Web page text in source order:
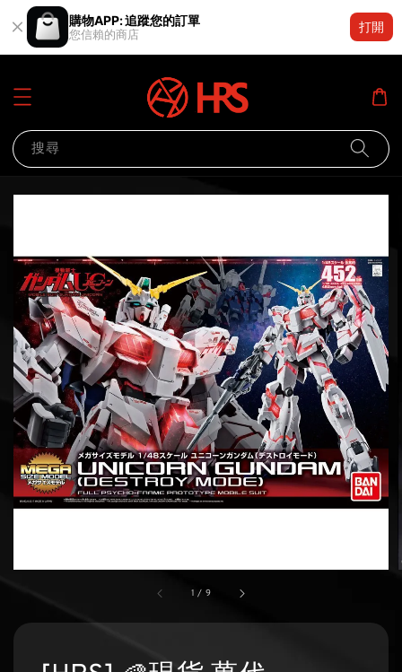
購物APP: 追蹤您的訂單
您信賴的商店
打開
搜尋
1 / 9